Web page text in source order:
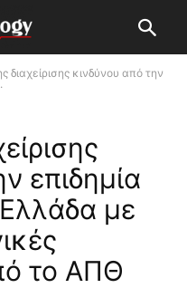
διαχείρισης κινδύνου από την
επιδημία
με
το ΑΠΘ